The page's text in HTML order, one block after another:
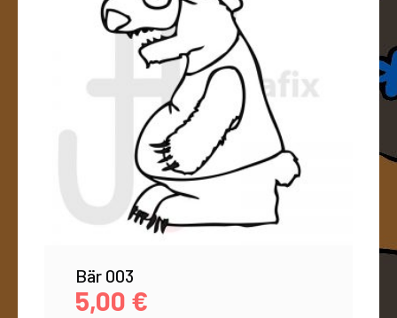
Bär 003
5,00 €